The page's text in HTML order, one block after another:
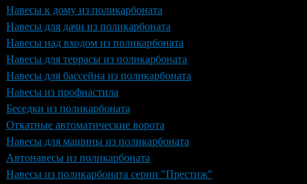
Навесы к дому из поликарбоната
Навесы для дачи из поликарбоната
Навесы над входом из поликарбоната
Навесы для террасы из поликарбоната
Навесы для бассейна из поликарбоната
Навесы из профнастила
Беседки из поликарбоната
Откатные автоматические ворота
Навесы для машины из поликарбоната
Автонавесы из поликарбоната
Навесы из поликарбоната серии "Престиж"